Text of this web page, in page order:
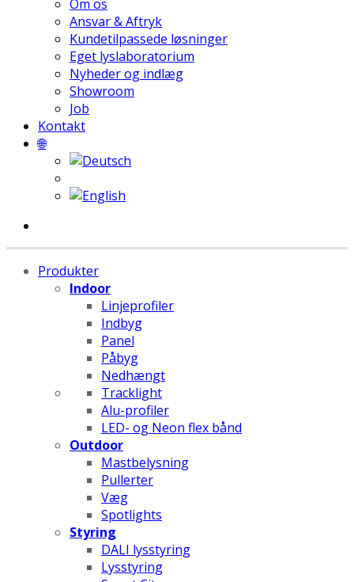
Om os
Ansvar & Aftryk
Kundetilpassede løsninger
Eget lyslaboratorium
Nyheder og indlæg
Showroom
Job
Kontakt
🌐
Produkter
Indoor
Linjeprofiler
Indbyg
Panel
Påbyg
Nedhængt
Tracklight
Alu-profiler
LED- og Neon flex bånd
Outdoor
Mastbelysning
Pullerter
Væg
Spotlights
Styring
DALI lysstyring
Lysstyring